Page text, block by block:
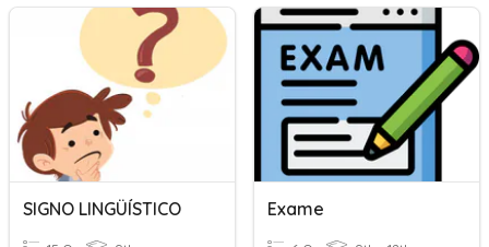
SIGNO LINGÜÍSTICO Exame